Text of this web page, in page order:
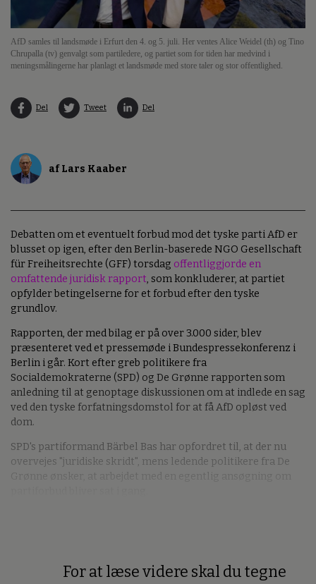
AfD samles til landsmøde i Erfurt den 4. og 5. juli. Her ventes Alice Weidel (th) og Tino
Chrupalla (tv) genvalgt som partiledere, og partiet som for tiden har medvind i
meningsmålingerne har planlagt et landsmøde med store taler og stor offentlighed.
Del Tweet Del
af Lars Kaaber
Debatten om et eventuelt forbud mod det tyske parti AfD er
blusset op igen, efter den Berlin-baserede NGO Gesellschaft
für Freiheitsrechte (GFF) torsdag offentliggjorde en
omfattende juridisk rapport, som konkluderer, at partiet
opfylder betingelserne for et forbud efter den tyske
grundlov.
Rapporten, der med bilag er på over 3.000 sider, blev
præsenteret ved et pressemøde i Bundespressekonferenz i
Berlin i går. Kort efter greb politikere fra
Socialdemokraterne (SPD) og De Grønne rapporten som
anledning til at genoptage diskussionen om at indlede en sag
ved den tyske forfatningsdomstol for at få AfD opløst ved
dom.
SPD's partiformand Bärbel Bas har opfordret til, at der nu
overvejes "juridiske skridt", mens ledende politikere fra De
For at læse videre skal du tegne